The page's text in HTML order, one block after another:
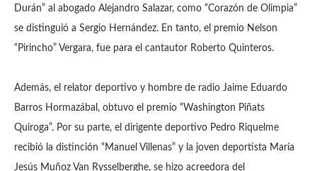
Durán” al abogado Alejandro Salazar, como “Corazón de Olimpia”
se distinguió a Sergio Hernández. En tanto, el premio Nelson
“Pirincho” Vergara, fue para el cantautor Roberto Quinteros.
Además, el relator deportivo y hombre de radio Jaime Eduardo
Barros Hormazábal, obtuvo el premio “Washington Piñats
Quiroga”. Por su parte, el dirigente deportivo Pedro Riquelme
recibió la distinción “Manuel Villenas” y la joven deportista María
Jesús Muñoz Van Rysselberghe, se hizo acreedora del